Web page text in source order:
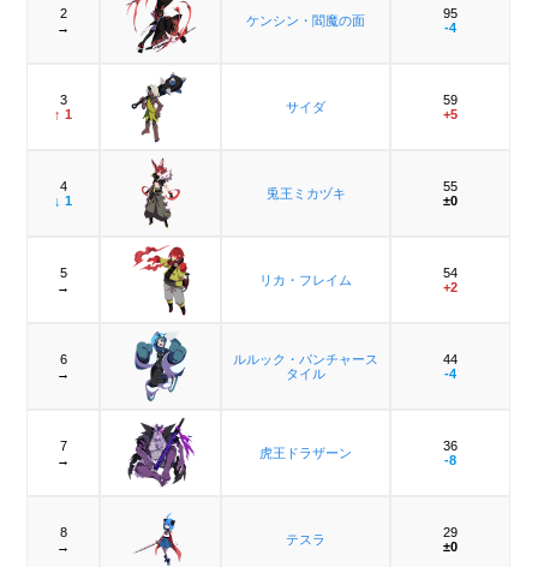
2
→
ケンシン・閻魔の面
95
-4
3
↑ 1
サイダ
59
+5
4
↓ 1
兎王ミカヅキ
55
±0
5
→
リカ・フレイム
54
+2
6
→
ルルック・パンチャース
タイル
44
-4
7
→
虎王ドラザーン
36
-8
8
→
テスラ
29
±0